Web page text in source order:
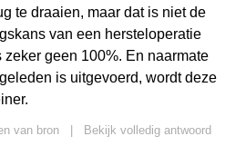
te draaien, maar dat is niet de
van een hersteloperatie
geen 100%. En naarmate
is uitgevoerd, wordt deze
van bron Bekijk volledig antwoord